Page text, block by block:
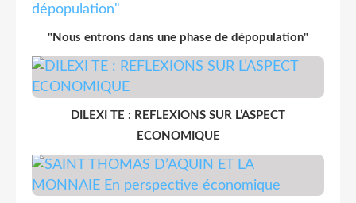
"Nous entrons dans une phase de dépopulation"
DILEXI TE : REFLEXIONS SUR L’ASPECT
ECONOMIQUE